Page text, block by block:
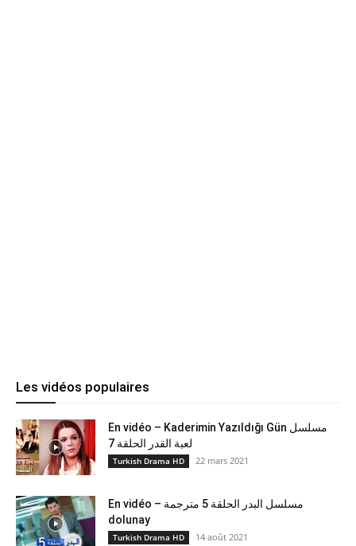
Les vidéos populaires
En vidéo – Kaderimin Yazıldığı Gün مسلسل
لعبة القدر الحلقة 7
Turkish Drama HD 22 mars 2021
En vidéo – مسلسل البدر الحلقة 5 مترجمة
dolunay
Turkish Drama HD 14 août 2021